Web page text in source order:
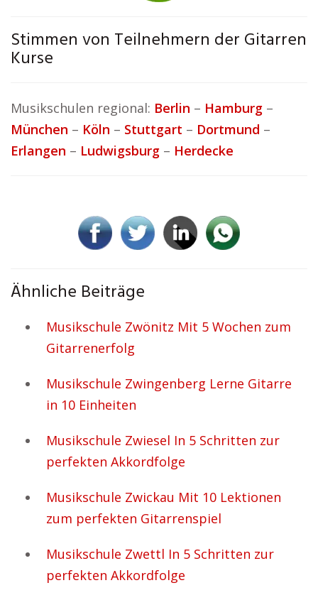
Stimmen von Teilnehmern der Gitarren
Kurse
Musikschulen regional: Berlin – Hamburg –
München – Köln – Stuttgart – Dortmund –
Erlangen – Ludwigsburg – Herdecke
Ähnliche Beiträge
Musikschule Zwönitz Mit 5 Wochen zum
Gitarrenerfolg
Musikschule Zwingenberg Lerne Gitarre
in 10 Einheiten
Musikschule Zwiesel In 5 Schritten zur
perfekten Akkordfolge
Musikschule Zwickau Mit 10 Lektionen
zum perfekten Gitarrenspiel
Musikschule Zwettl In 5 Schritten zur
perfekten Akkordfolge